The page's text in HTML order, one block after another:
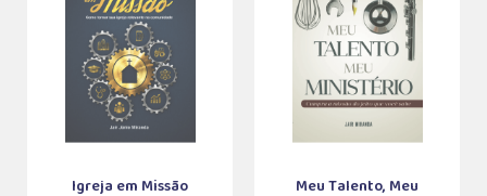
Igreja em Missão
Meu Talento, Meu